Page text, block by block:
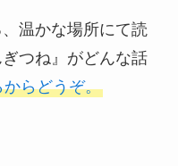
温かな場所にて読
つね』がどんな話
からどうぞ。